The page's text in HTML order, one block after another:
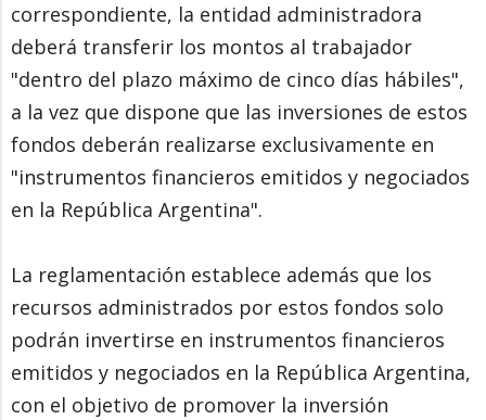
correspondiente, la entidad administradora
deberá transferir los montos al trabajador
"dentro del plazo máximo de cinco días hábiles",
a la vez que dispone que las inversiones de estos
fondos deberán realizarse exclusivamente en
"instrumentos financieros emitidos y negociados
en la República Argentina".
La reglamentación establece además que los
recursos administrados por estos fondos solo
podrán invertirse en instrumentos financieros
emitidos y negociados en la República Argentina,
con el objetivo de promover la inversión